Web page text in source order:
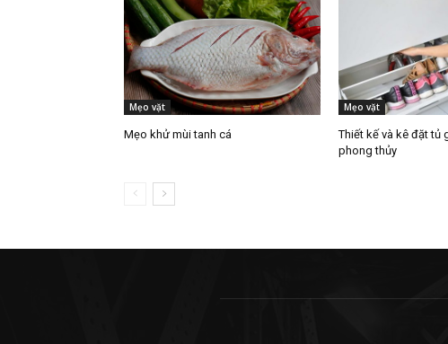
Mẹo vặt
Mẹo khử mùi tanh cá
Mẹo vặt
Thiết kế và kê đặt tủ
phong thủy